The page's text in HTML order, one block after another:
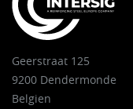
Geerstraat 125
9200 Dendermonde
Belgien